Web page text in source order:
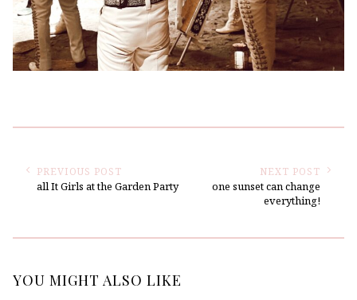
PREVIOUS POST
all It Girls at the Garden Party
NEXT POST
one sunset can change
everything!
YOU MIGHT ALSO LIKE